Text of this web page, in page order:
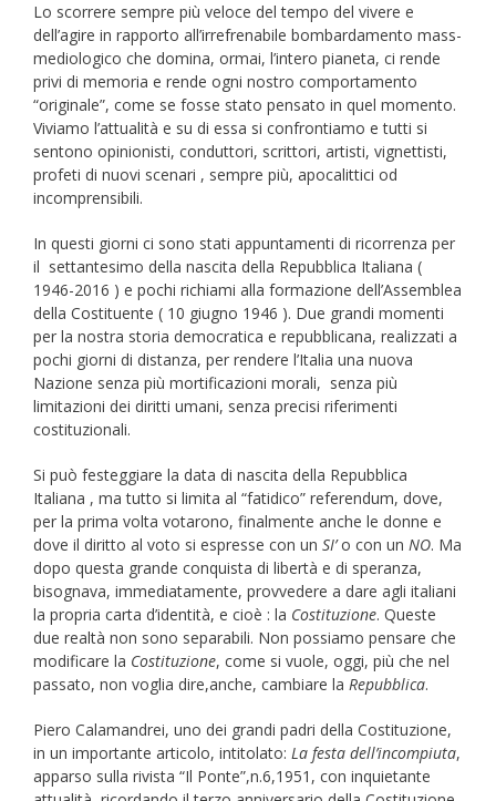
Lo scorrere sempre più veloce del tempo del vivere e
dell’agire in rapporto all’irrefrenabile bombardamento mass-
mediologico che domina, ormai, l’intero pianeta, ci rende
privi di memoria e rende ogni nostro comportamento
“originale”, come se fosse stato pensato in quel momento.
Viviamo l’attualità e su di essa si confrontiamo e tutti si
sentono opinionisti, conduttori, scrittori, artisti, vignettisti,
profeti di nuovi scenari , sempre più, apocalittici od
incomprensibili.
In questi giorni ci sono stati appuntamenti di ricorrenza per
il settantesimo della nascita della Repubblica Italiana (
1946-2016 ) e pochi richiami alla formazione dell’Assemblea
della Costituente ( 10 giugno 1946 ). Due grandi momenti
per la nostra storia democratica e repubblicana, realizzati a
pochi giorni di distanza, per rendere l’Italia una nuova
Nazione senza più mortificazioni morali, senza più
limitazioni dei diritti umani, senza precisi riferimenti
costituzionali.
Si può festeggiare la data di nascita della Repubblica
Italiana , ma tutto si limita al “fatidico” referendum, dove,
per la prima volta votarono, finalmente anche le donne e
dove il diritto al voto si espresse con un SI’o con un NO. Ma
dopo questa grande conquista di libertà e di speranza,
bisognava, immediatamente, provvedere a dare agli italiani
la propria carta d’identità, e cioè : la Costituzione. Queste
due realtà non sono separabili. Non possiamo pensare che
modificare la Costituzione, come si vuole, oggi, più che nel
passato, non voglia dire,anche, cambiare la Repubblica.
Piero Calamandrei, uno dei grandi padri della Costituzione,
in un importante articolo, intitolato: La festa dell’incompiuta,
apparso sulla rivista “Il Ponte”,n.6,1951, con inquietante